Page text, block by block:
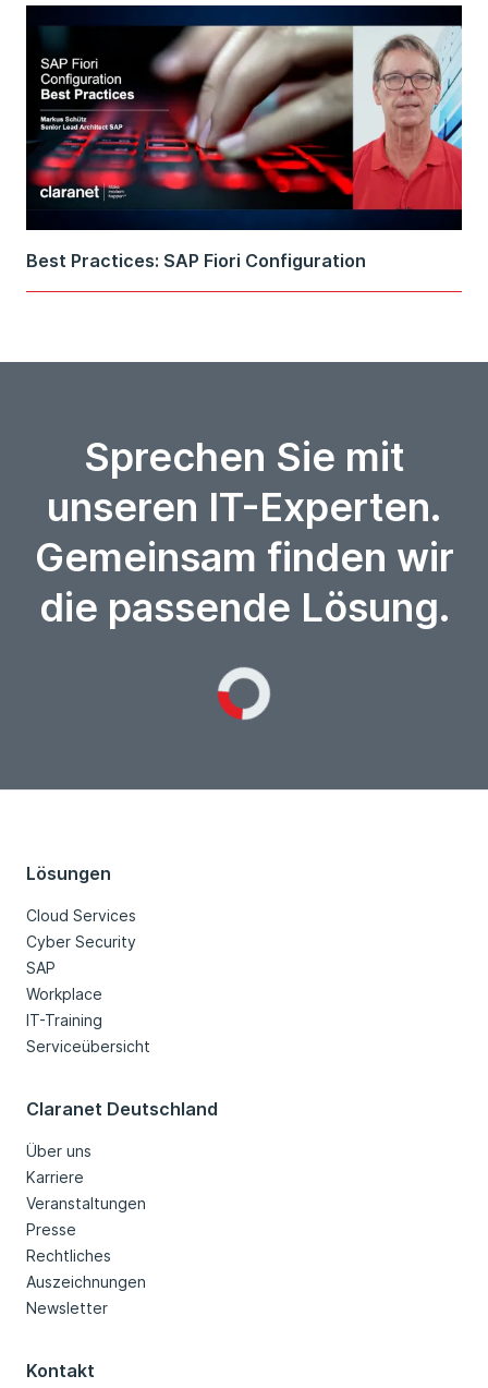
Best Practices: SAP Fiori Configuration
Sprechen Sie mit
unseren IT-Experten.
Gemeinsam finden wir
die passende Lösung.
Lösungen
Cloud Services
Cyber Security
SAP
Workplace
IT-Training
Serviceübersicht
Claranet Deutschland
Über uns
Karriere
Veranstaltungen
Presse
Rechtliches
Auszeichnungen
Newsletter
Kontakt